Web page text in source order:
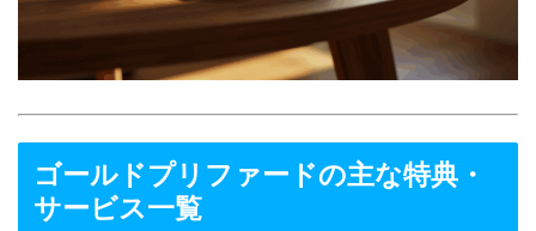
ゴールドプリファードの主な特典・
サービス一覧